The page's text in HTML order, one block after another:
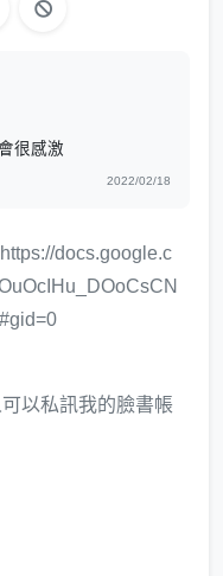
很感激
2022/02/18
docs.google.c
以私訊我的臉書帳